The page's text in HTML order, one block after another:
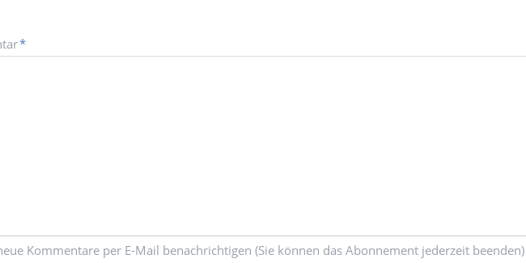
*
Kommentare per E-Mail benachrichtigen (Sie können das Abonnement jederzeit beenden)